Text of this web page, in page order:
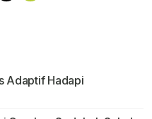
Adaptif Hadapi